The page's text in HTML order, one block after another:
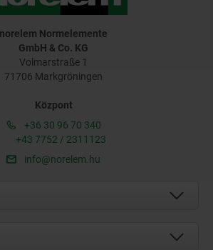
norelem Normelemente
GmbH & Co. KG
Volmarstraße 1
71706 Markgröningen
Központ
+36 30 96 70 340
+43 7752 / 2311123
info@norelem.hu